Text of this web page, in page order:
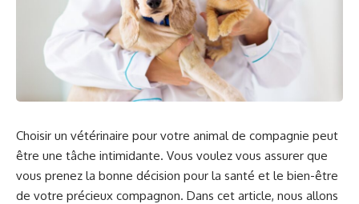
Choisir un vétérinaire pour votre animal de compagnie peut
être une tâche intimidante. Vous voulez vous assurer que
vous prenez la bonne décision pour la santé et le bien-être
de votre précieux compagnon. Dans cet article, nous allons